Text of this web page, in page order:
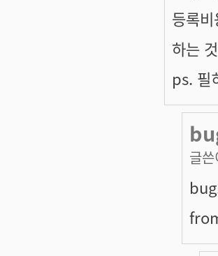
등록
하는
ps. 필
글